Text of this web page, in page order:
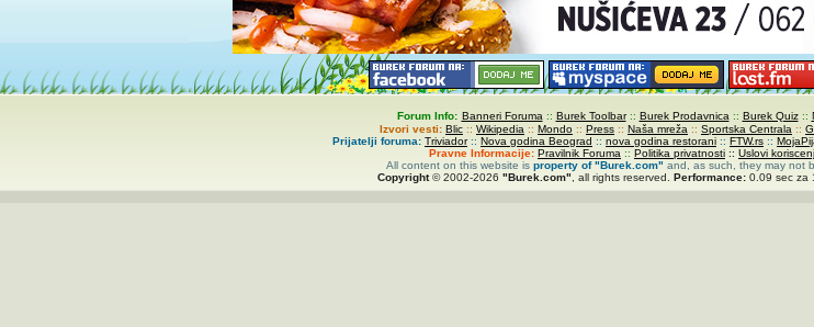
Forum Info: Banneri Foruma :: Burek Toolbar:: Burek Prodavnica :: Burek Quiz::
Izvori vesti: Blic :: Wikipedia :: Mondo :: Press :: Naša mreža :: Sportska Centrala ::
Prijatelji foruma: Triviador:: Nova godina Beograd :: nova godina restorani :: FTW.rs ::
Pravne Informacije: Pravilnik Foruma :: Politika privatnosti :: Uslovi
All content on this website is property of"Burek.com" and, as such, they may not
Copyright© 2002-2026 "Burek.com" , all rights reserved. Performance: 0.09 sec za